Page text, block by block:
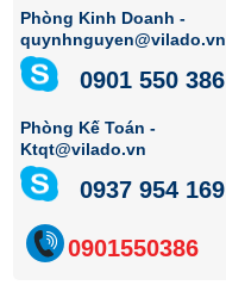
Phòng Kinh Doanh -
quynhnguyen@vilado.vn
0901 550 386
Phòng Kế Toán -
Ktqt@vilado.vn
0937 954 169
0901550386